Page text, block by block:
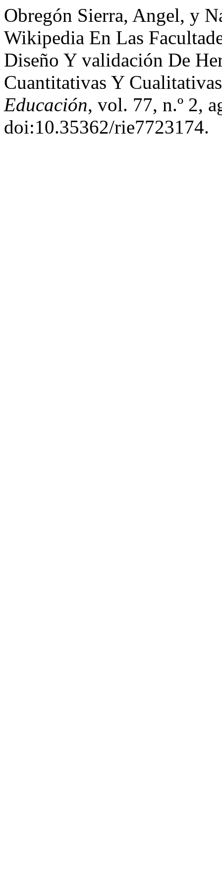
Obregón Sierra, Angel, y
Wikipedia En Las
Diseño Y validación De
Cuantitativas Y
Educación, vol. 77, n.º 2,
doi:10.35362/rie7723174.